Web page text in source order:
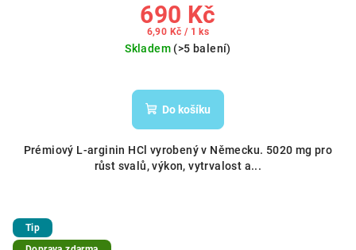
690 Kč
Měrná
6,90 Kč / 1 ks
Skladem (>5 balení)
Do košíku
Prémiový L-arginin HCl vyrobený v Německu. 5020 mg pro
růst svalů, výkon, vytrvalost a...
Tip